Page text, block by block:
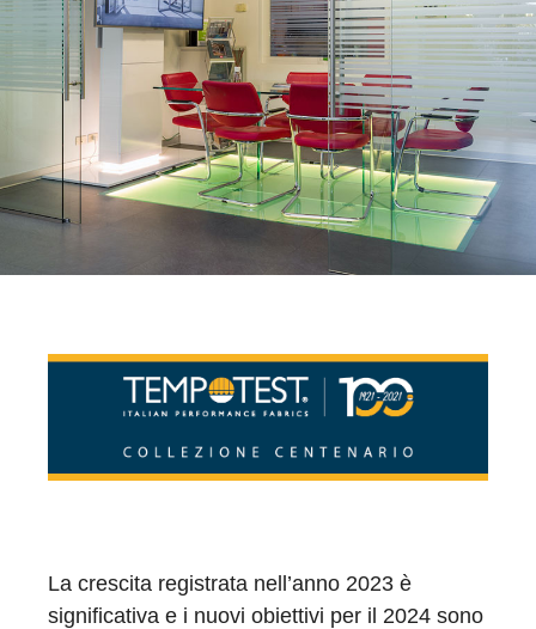
La crescita registrata nell’anno 2023 è
significativa e i nuovi obiettivi per il 2024 sono